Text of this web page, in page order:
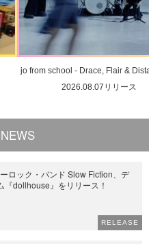
jo from school - Drace, Flair &
2026.08.07リリース
ロック・バンド Slow Fiction、デ
『dollhouse』をリリース！
RELEASE